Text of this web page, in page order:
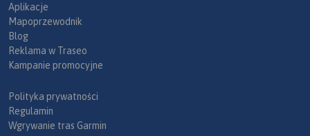
Aplikacje
Mapoprzewodnik
Blog
Reklama w Traseo
Kampanie promocyjne
Polityka prywatności
Regulamin
Wgrywanie tras Garmin